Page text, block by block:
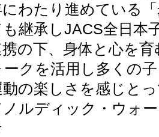
わたり進めている
継承しJACS全日本
の下、身体と心を
クを活用し多くの
の楽しさを感じと
ルディック・ウォ